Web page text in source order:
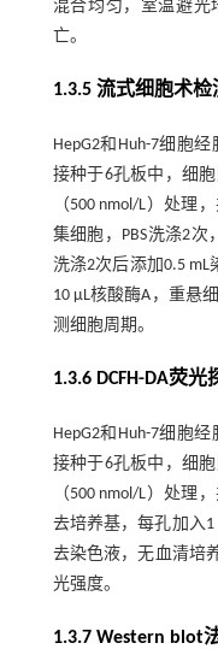
混合均匀，室温避光
亡。
1.3.5 流式细胞术检
HepG2和Huh-7细胞
接种于6孔板中，细
（500 nmol/L）处理
集细胞，PBS洗涤2次
洗涤2次后添加0.5 mL
10 μL核酸酶A，重悬
测细胞周期。
1.3.6 DCFH-DA荧
HepG2和Huh-7细胞
接种于6孔板中，细
（500 nmol/L）处理
去培养基，每孔加入1
去染色液，无血清培
光强度。
1.3.7 Western blot